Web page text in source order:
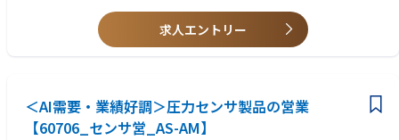
置づけとなっており、当社のビジネスは重要性が増しています。
（2）成長性：経済産業省より、今後の地域経済を牽引することが期待さ
れる企業「地域未来牽引企業」 として指定を受けています。また、今後拡
す。
（4）技術力：特許活用優良企業表彰を受けており、特許取得22件、出願
国内で経験を積んだ後は、将来的には海外市場の調査、現地顧客への訪
問など、グローバルに活躍の場を広げていただく可能性もあります。
【求める人物像】
・誠実なコミュニケーションができる方
フットワークが軽く、アクティブに動くことが苦にならない方。
求人エントリー
＜AI需要・業績好調＞圧力センサ製品の営業
【60706_センサ営_AS-AM】